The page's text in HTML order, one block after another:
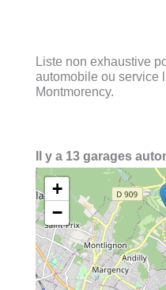
Liste non exhaustive
automobile ou service
Montmorency.
Il y a 13 garages
+
−